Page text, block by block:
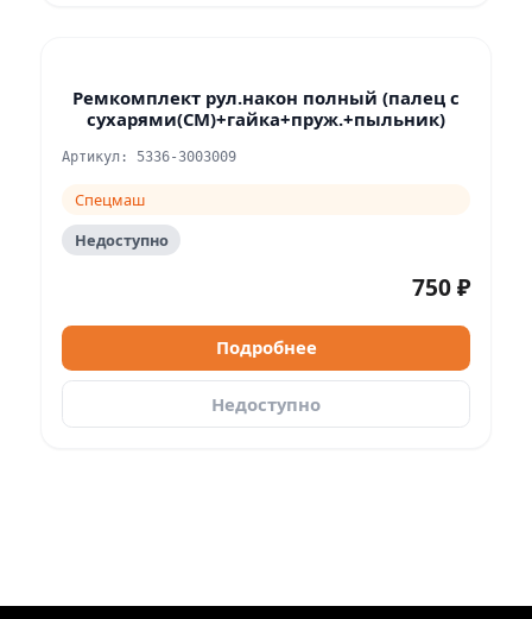
Ремкомплект рул.након полный (палец с
сухарями(СМ)+гайка+пруж.+пыльник)
Артикул: 5336-3003009
Спецмаш
Недоступно
750 ₽
Подробнее
Недоступно